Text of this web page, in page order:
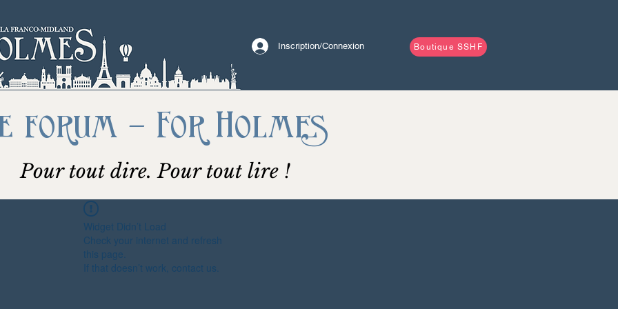
Boutique SSHF
Inscription/Connexion
forum - For Holmes
Pour tout dire. Pour tout lire !
Widget Didn’t Load
Check your internet and refresh
this page.
If that doesn’t work, contact us.